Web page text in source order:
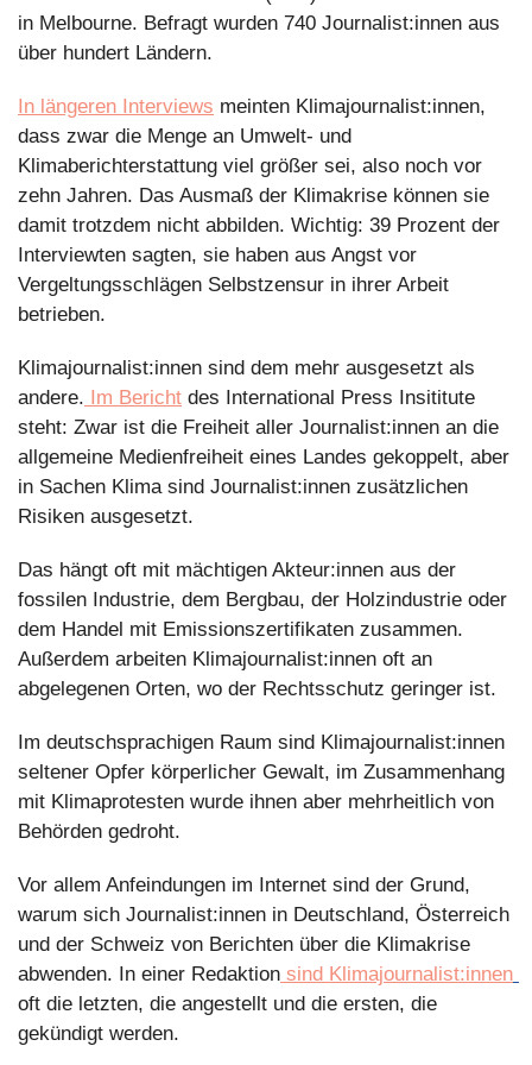
in Melbourne. Befragt wurden 740 Journalist:innen aus
über hundert Ländern.
In längeren Interviews meinten Klimajournalist:innen,
dass zwar die Menge an Umwelt- und
Klimaberichterstattung viel größer sei, also noch vor
zehn Jahren. Das Ausmaß der Klimakrise können sie
damit trotzdem nicht abbilden. Wichtig: 39 Prozent der
Interviewten sagten, sie haben aus Angst vor
Vergeltungsschlägen Selbstzensur in ihrer Arbeit
betrieben.
Klimajournalist:innen sind dem mehr ausgesetzt als
andere. Im Bericht des International Press Insititute
steht: Zwar ist die Freiheit aller Journalist:innen an die
allgemeine Medienfreiheit eines Landes gekoppelt, aber
in Sachen Klima sind Journalist:innen zusätzlichen
Risiken ausgesetzt.
Das hängt oft mit mächtigen Akteur:innen aus der
fossilen Industrie, dem Bergbau, der Holzindustrie oder
dem Handel mit Emissionszertifikaten zusammen.
Außerdem arbeiten Klimajournalist:innen oft an
abgelegenen Orten, wo der Rechtsschutz geringer ist.
Im deutschsprachigen Raum sind Klimajournalist:innen
seltener Opfer körperlicher Gewalt, im Zusammenhang
mit Klimaprotesten wurde ihnen aber mehrheitlich von
Behörden gedroht.
Vor allem Anfeindungen im Internet sind der Grund,
warum sich Journalist:innen in Deutschland, Österreich
und der Schweiz von Berichten über die Klimakrise
abwenden. In einer Redaktion sind Klimajournalist:innen
oft die letzten, die angestellt und die ersten, die
gekündigt werden.